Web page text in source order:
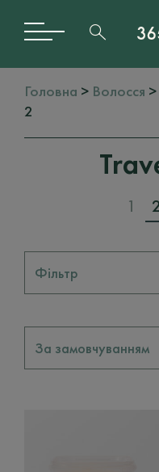
Головна > Волосся >
2
1 2
Фільтр
DAVINES 36
За замовчуванням